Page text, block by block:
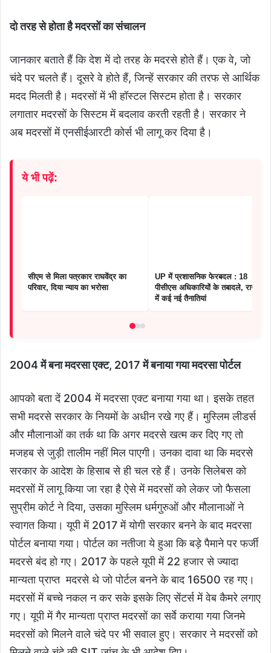
दो तरह से होता है मदरसों का संचालन
जानकार बताते हैं कि देश में दो तरह के मदरसे होते हैं। एक वे, जो
चंदे पर चलते हैं। दूसरे वे होते हैं, जिन्हें सरकार की तरफ से आर्थिक
मदद मिलती है। मदरसों में भी हॉस्टल सिस्टम होता है। सरकार
लगातार मदरसों के सिस्टम में बदलाव करती रहती है। सरकार ने
अब मदरसों में एनसीईआरटी कोर्स भी लागू कर दिया है।
ये भी पढ़ें:
सीएम से मिला पत्रकार राघवेंद्र का
परिवार, दिया न्याय का भरोसा
UP में प्रशासनिक फेरबदल : 18
पीसीएस अधिकारियों के तबादले, राजधानी
में कई नई तैनातियां
2004 में बना मदरसा एक्ट, 2017 में बनाया गया मदरसा पोर्टल
आपको बता दें 2004 में मदरसा एक्ट बनाया गया था। इसके तहत
सभी मदरसे सरकार के नियमों के अधीन रखे गए हैं। मुस्लिम लीडर्स
और मौलानाओं का तर्क था कि अगर मदरसे खत्म कर दिए गए तो
मजहब से जुड़ी तालीम नहीं मिल पाएगी। उनका दावा था कि मदरसे
सरकार के आदेश के हिसाब से ही चल रहे हैं। उनके सिलेबस को
मदरसों में लागू किया जा रहा है ऐसे में मदरसों को लेकर जो फैसला
सुप्रीम कोर्ट ने दिया, उसका मुस्लिम धर्मगुरुओं और मौलानाओं ने
स्वागत किया। यूपी में 2017 में योगी सरकार बनने के बाद मदरसा
पोर्टल बनाया गया। पोर्टल का नतीजा ये हुआ कि बड़े पैमाने पर फर्जी
मदरसे बंद हो गए। 2017 के पहले यूपी में 22 हजार से ज्यादा
मान्यता प्राप्त मदरसे थे जो पोर्टल बनने के बाद 16500 रह गए।
मदरसों में बच्चे नकल न कर सके इसके लिए सेंटर्स में वेब कैमरे लगाए
गए। यूपी में गैर मान्यता प्राप्त मदरसों का सर्वे कराया गया जिनमे
मदरसों को मिलने वाले चंदे पर भी सवाल हुए। सरकार ने मदरसों को